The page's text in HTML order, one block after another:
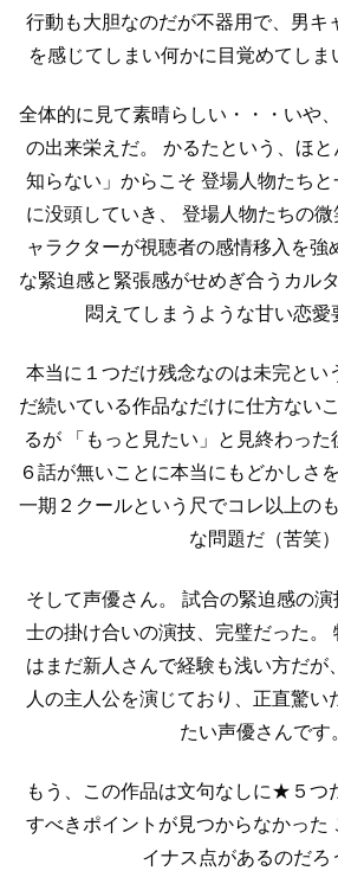
行動も大胆なのだが不器用で、男キ
を感じてしまい何かに目覚めてしま
全体的に見て素晴らしい・・・いや
の出来栄えだ。
かるたという、ほと
知らない」からこそ 登場人物たち
に没頭していき、
登場人物たちの
ャラクターが視聴者の感情移入を強
な緊迫感と緊張感がせめぎ合うカル
悶えてしまうような甘い恋愛
本当に１つだけ残念なのは未完とい
だ続いている作品なだけに仕方ない
るが 「もっと見たい」と見終わっ
６話が無いことに本当にもどかしさ
一期２クールという尺でコレ以上の
な問題だ（苦笑）
そして声優さん。
試合の緊迫感の
士の掛け合いの演技、完璧だった。
はまだ新人さんで経験も浅い方だが、
人の主人公を演じており、正直驚い
たい声優さんです
もう、この作品は文句なしに★５つ
すべきポイントが見つからなかった
イナス点があるのだろ